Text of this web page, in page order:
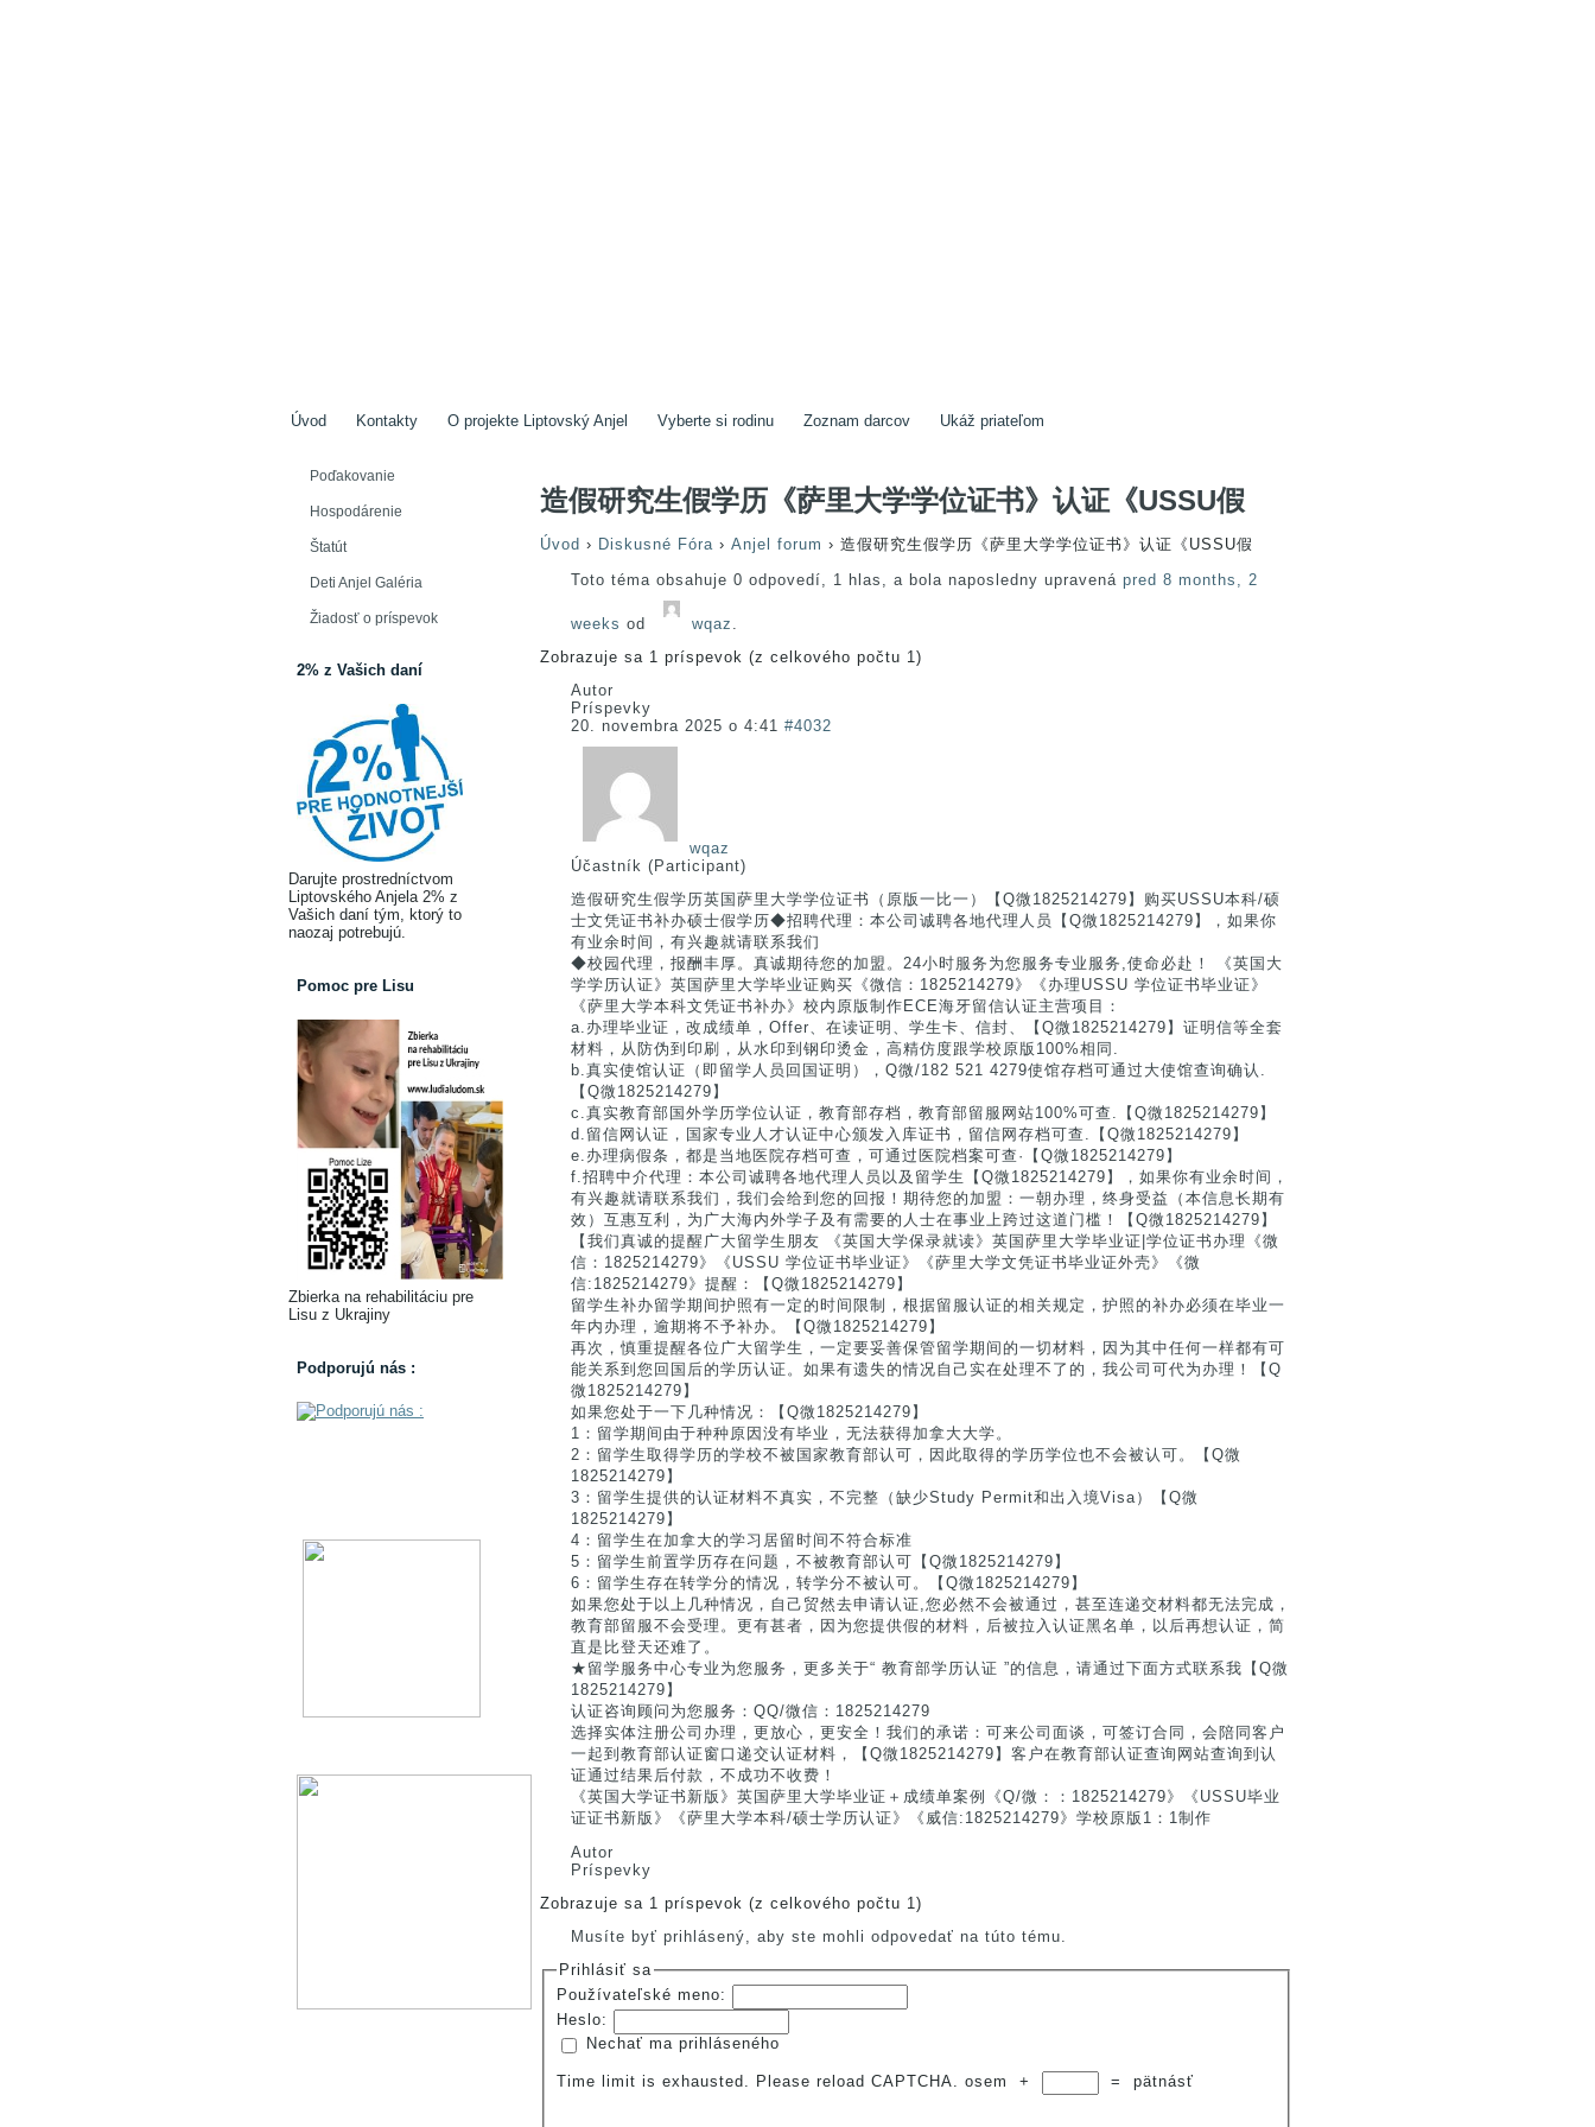
Úvod Kontakty O projekte Liptovský Anjel Vyberte si rodinu Zoznam darcov Ukáž priateľom
Poďakovanie
Hospodárenie
Štatút
Deti Anjel Galéria
Žiadosť o príspevok
2% z Vašich daní
Darujte prostredníctvom
Liptovského Anjela 2% z
Vašich daní tým, ktorý to
naozaj potrebujú.
Pomoc pre Lisu
Zbierka na rehabilitáciu pre
Lisu z Ukrajiny
Podporujú nás :
造假研究生假学历《萨里大学学位证书》认证《USSU假
Úvod › Diskusné Fóra › Anjel forum › 造假研究生假学历《萨里大学学位证书》认证《USSU假
Toto téma obsahuje 0 odpovedí, 1 hlas, a bola naposledny upravená pred 8 months, 2
weeks od wqaz .
Zobrazuje sa 1 príspevok (z celkového počtu 1)
Autor
Príspevky
20. novembra 2025 o 4:41 #4032
wqaz
Účastník (Participant)
造假研究生假学历英国萨里大学学位证书（原版一比一）【Q微1825214279】购买USSU本科/硕
士文凭证书补办硕士假学历◆招聘代理：本公司诚聘各地代理人员【Q微1825214279】，如果你
有业余时间，有兴趣就请联系我们
◆校园代理，报酬丰厚。真诚期待您的加盟。24小时服务为您服务专业服务,使命必赴！ 《英国大
学学历认证》英国萨里大学毕业证购买《微信：1825214279》《办理USSU 学位证书毕业证》
《萨里大学本科文凭证书补办》校内原版制作ECE海牙留信认证主营项目：
a.办理毕业证，改成绩单，Offer、在读证明、学生卡、信封、【Q微1825214279】证明信等全套
材料，从防伪到印刷，从水印到钢印烫金，高精仿度跟学校原版100%相同.
b.真实使馆认证（即留学人员回国证明），Q微/182 521 4279使馆存档可通过大使馆查询确认.
【Q微1825214279】
c.真实教育部国外学历学位认证，教育部存档，教育部留服网站100%可查.【Q微1825214279】
d.留信网认证，国家专业人才认证中心颁发入库证书，留信网存档可查.【Q微1825214279】
e.办理病假条，都是当地医院存档可查，可通过医院档案可查·【Q微1825214279】
f.招聘中介代理：本公司诚聘各地代理人员以及留学生【Q微1825214279】，如果你有业余时间，
有兴趣就请联系我们，我们会给到您的回报！期待您的加盟：一朝办理，终身受益（本信息长期有
效）互惠互利，为广大海内外学子及有需要的人士在事业上跨过这道门槛！【Q微1825214279】
【我们真诚的提醒广大留学生朋友 《英国大学保录就读》英国萨里大学毕业证|学位证书办理《微
信：1825214279》《USSU 学位证书毕业证》《萨里大学文凭证书毕业证外壳》《微
信:1825214279》提醒：【Q微1825214279】
留学生补办留学期间护照有一定的时间限制，根据留服认证的相关规定，护照的补办必须在毕业一
年内办理，逾期将不予补办。【Q微1825214279】
再次，慎重提醒各位广大留学生，一定要妥善保管留学期间的一切材料，因为其中任何一样都有可
能关系到您回国后的学历认证。如果有遗失的情况自己实在处理不了的，我公司可代为办理！【Q
微1825214279】
如果您处于一下几种情况：【Q微1825214279】
1：留学期间由于种种原因没有毕业，无法获得加拿大大学。
2：留学生取得学历的学校不被国家教育部认可，因此取得的学历学位也不会被认可。【Q微
1825214279】
3：留学生提供的认证材料不真实，不完整（缺少Study Permit和出入境Visa）【Q微
1825214279】
4：留学生在加拿大的学习居留时间不符合标准
5：留学生前置学历存在问题，不被教育部认可【Q微1825214279】
6：留学生存在转学分的情况，转学分不被认可。【Q微1825214279】
如果您处于以上几种情况，自己贸然去申请认证,您必然不会被通过，甚至连递交材料都无法完成，
教育部留服不会受理。更有甚者，因为您提供假的材料，后被拉入认证黑名单，以后再想认证，简
直是比登天还难了。
★留学服务中心专业为您服务，更多关于“ 教育部学历认证 ”的信息，请通过下面方式联系我【Q微
1825214279】
认证咨询顾问为您服务：QQ/微信：1825214279
选择实体注册公司办理，更放心，更安全！我们的承诺：可来公司面谈，可签订合同，会陪同客户
一起到教育部认证窗口递交认证材料，【Q微1825214279】客户在教育部认证查询网站查询到认
证通过结果后付款，不成功不收费！
《英国大学证书新版》英国萨里大学毕业证＋成绩单案例《Q/微：：1825214279》《USSU毕业
证证书新版》《萨里大学本科/硕士学历认证》《威信:1825214279》学校原版1：1制作
Autor
Príspevky
Zobrazuje sa 1 príspevok (z celkového počtu 1)
Musíte byť prihlásený, aby ste mohli odpovedať na túto tému.
Prihlásiť sa
Používateľské meno:
Heslo:
Nechať ma prihláseného
Time limit is exhausted. Please reload CAPTCHA. osem + = pätnásť